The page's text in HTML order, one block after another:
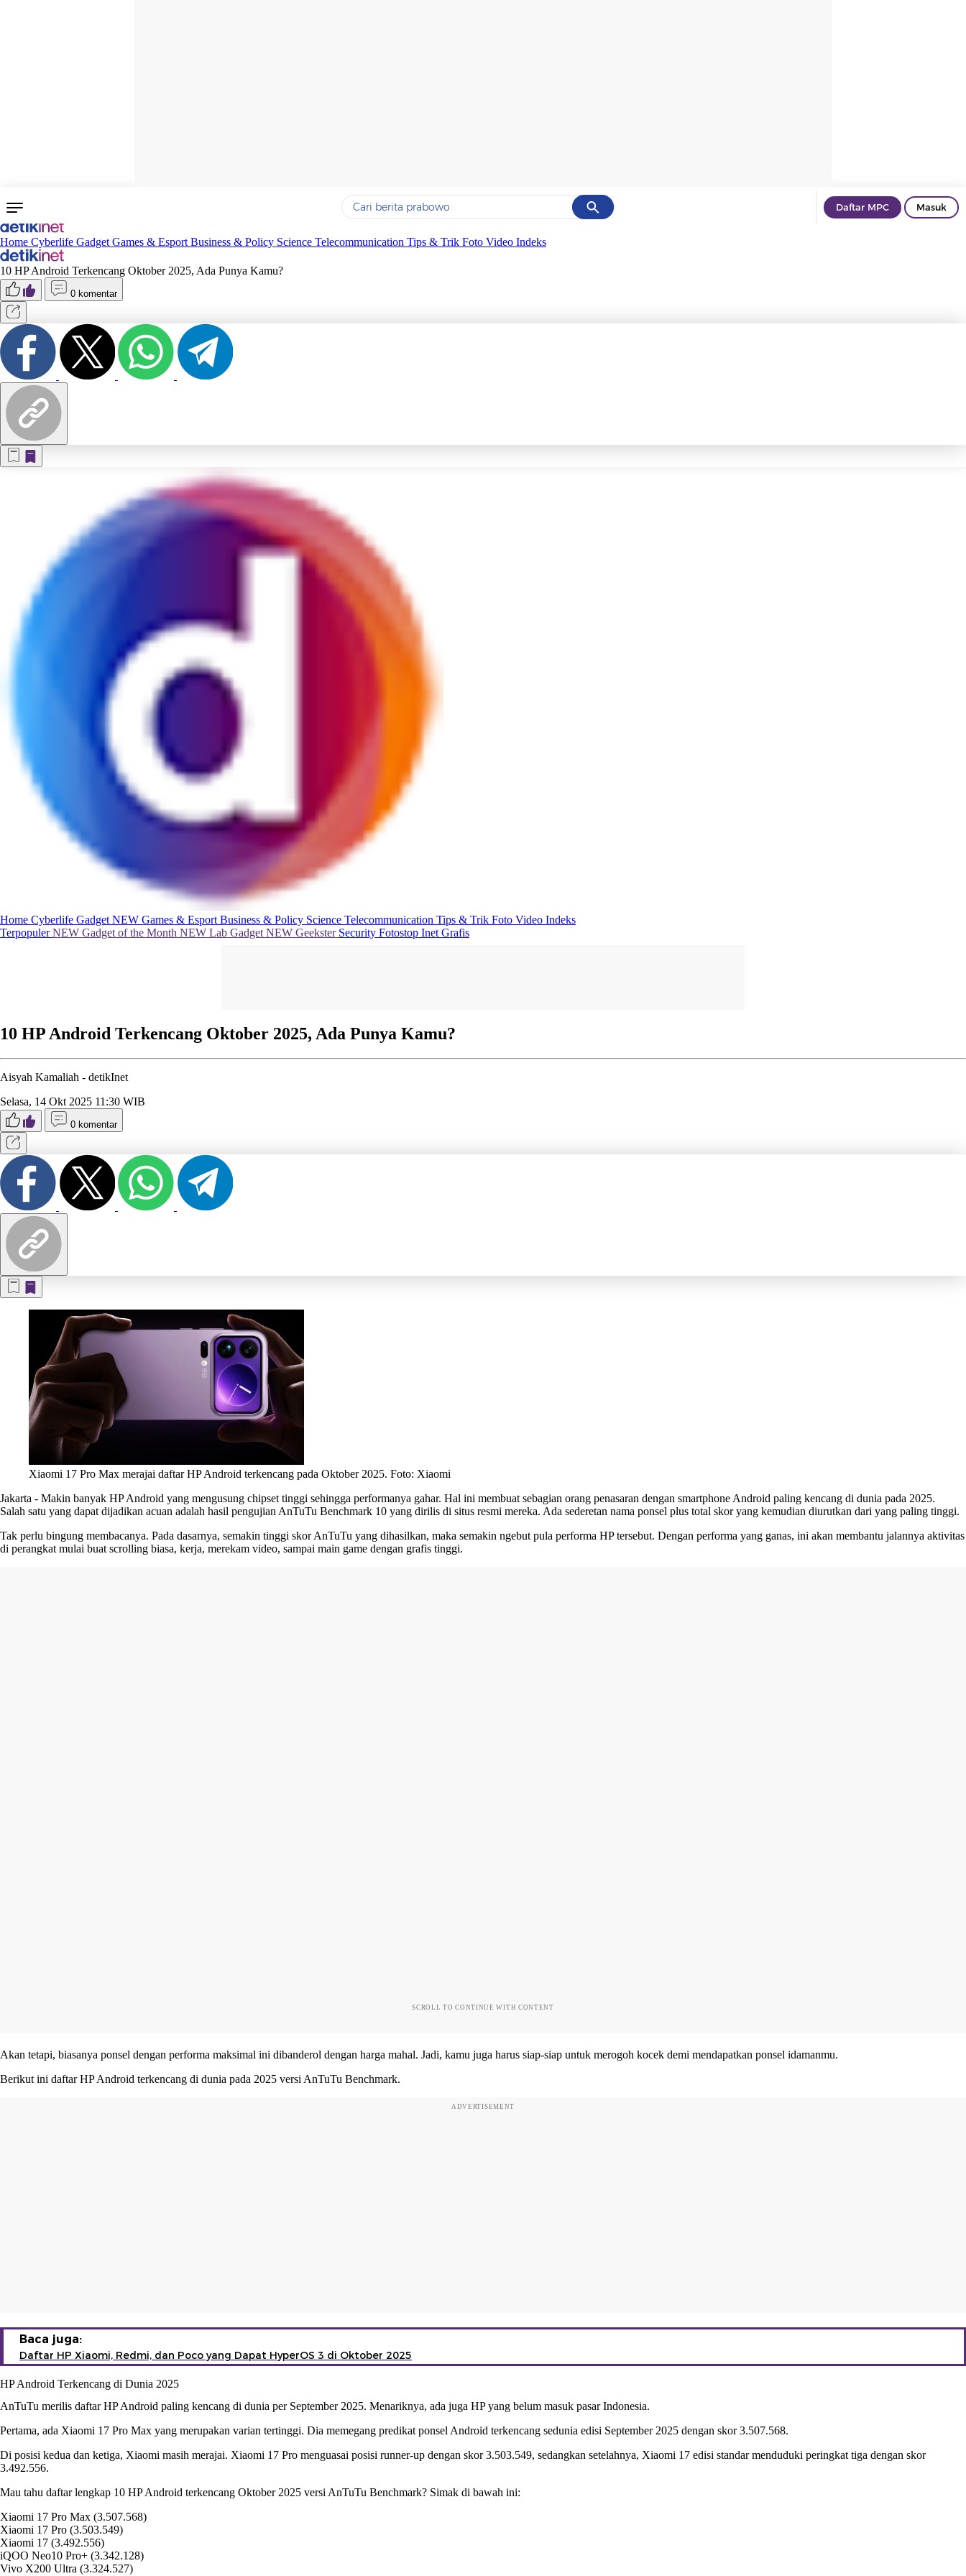
Cancel
Yang sedang ramai dicari
Terakhir yang dicari
Daftar MPC Masuk
Home Cyberlife Gadget Games & Esport Business & Policy Science Telecommunication Tips & Trik Foto Video Indeks
10 HP Android Terkencang Oktober 2025, Ada Punya Kamu?
0 komentar
Home Cyberlife Gadget NEW Games & Esport Business & Policy Science Telecommunication Tips & Trik Foto Video Indeks
TerpopulerNEW Gadget of the Month NEW Lab Gadget NEW Geekster Security Fotostop Inet Grafis
10 HP Android Terkencang Oktober 2025, Ada Punya Kamu?
Aisyah Kamaliah - detikInet
Selasa, 14 Okt 2025 11:30 WIB
0 komentar
Xiaomi 17 Pro Max merajai daftar HP Android terkencang pada Oktober 2025. Foto: Xiaomi
Jakarta - Makin banyak HP Android yang mengusung chipset tinggi sehingga performanya gahar. Hal ini membuat sebagian orang penasaran dengan smartphone Android paling kencang di dunia pada 2025.
Salah satu yang dapat dijadikan acuan adalah hasil pengujian AnTuTu Benchmark 10 yang dirilis di situs resmi mereka. Ada sederetan nama ponsel plus total skor yang kemudian diurutkan dari yang paling tinggi.
Tak perlu bingung membacanya. Pada dasarnya, semakin tinggi skor AnTuTu yang dihasilkan, maka semakin ngebut pula performa HP tersebut. Dengan performa yang ganas, ini akan membantu jalannya aktivitas
di perangkat mulai buat scrolling biasa, kerja, merekam video, sampai main game dengan grafis tinggi.
SCROLL TO CONTINUE WITH CONTENT
Akan tetapi, biasanya ponsel dengan performa maksimal ini dibanderol dengan harga mahal. Jadi, kamu juga harus siap-siap untuk merogoh kocek demi mendapatkan ponsel idamanmu.
Berikut ini daftar HP Android terkencang di dunia pada 2025 versi AnTuTu Benchmark.
ADVERTISEMENT
Baca juga:
Daftar HP Xiaomi, Redmi, dan Poco yang Dapat HyperOS 3 di Oktober 2025
HP Android Terkencang di Dunia 2025
AnTuTu merilis daftar HP Android paling kencang di dunia per September 2025. Menariknya, ada juga HP yang belum masuk pasar Indonesia.
Pertama, ada Xiaomi 17 Pro Max yang merupakan varian tertinggi. Dia memegang predikat ponsel Android terkencang sedunia edisi September 2025 dengan skor 3.507.568.
Di posisi kedua dan ketiga, Xiaomi masih merajai. Xiaomi 17 Pro menguasai posisi runner-up dengan skor 3.503.549, sedangkan setelahnya, Xiaomi 17 edisi standar menduduki peringkat tiga dengan skor
3.492.556.
Mau tahu daftar lengkap 10 HP Android terkencang Oktober 2025 versi AnTuTu Benchmark? Simak di bawah ini:
Xiaomi 17 Pro Max (3.507.568)
Xiaomi 17 Pro (3.503.549)
Xiaomi 17 (3.492.556)
iQOO Neo10 Pro+ (3.342.128)
Vivo X200 Ultra (3.324.527)